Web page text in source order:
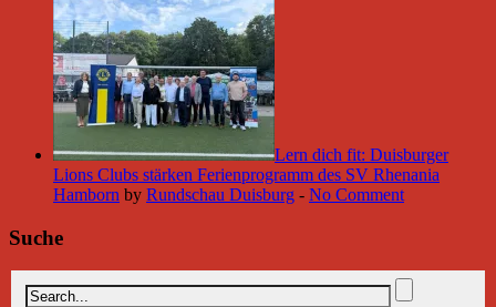
Lern dich fit: Duisburger
Lions Clubs stärken Ferienprogramm des SV Rhenania
Hamborn by Rundschau Duisburg - No Comment
Suche